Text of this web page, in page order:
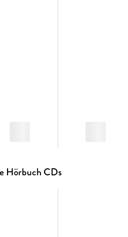
Hörbuch CDs